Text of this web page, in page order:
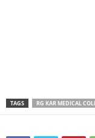
TAGS RG KAR MEDICAL